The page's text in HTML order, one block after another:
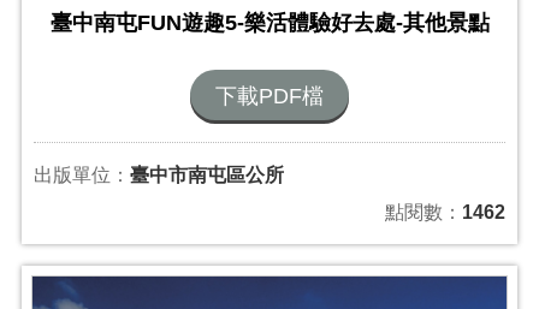
臺中南屯FUN遊趣5-樂活體驗好去處-其他景點
下載PDF檔
出版單位： 臺中市南屯區公所
點閱數： 1462